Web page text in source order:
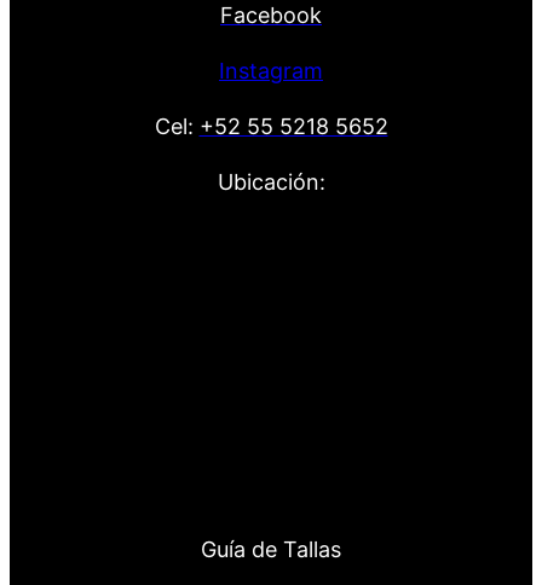
Facebook
Instagram
Cel: +52 55 5218 5652
Ubicación:
Guía de Tallas